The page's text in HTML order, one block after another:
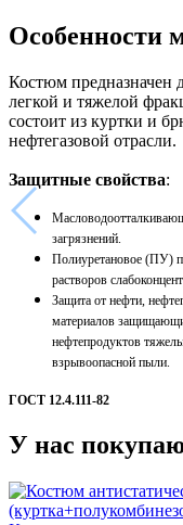
Особенности
Костюм предназначен
легкой и тяжелой
состоит из куртки и
нефтегазовой отрасли.
Защитные свойства:
загрязнений.
Полиуретановое (ПУ)
растворов
Защита от нефти,
материалов
нефтепродуктов
взрывоопасной пыли.
ГОСТ 12.4.111-82
У нас